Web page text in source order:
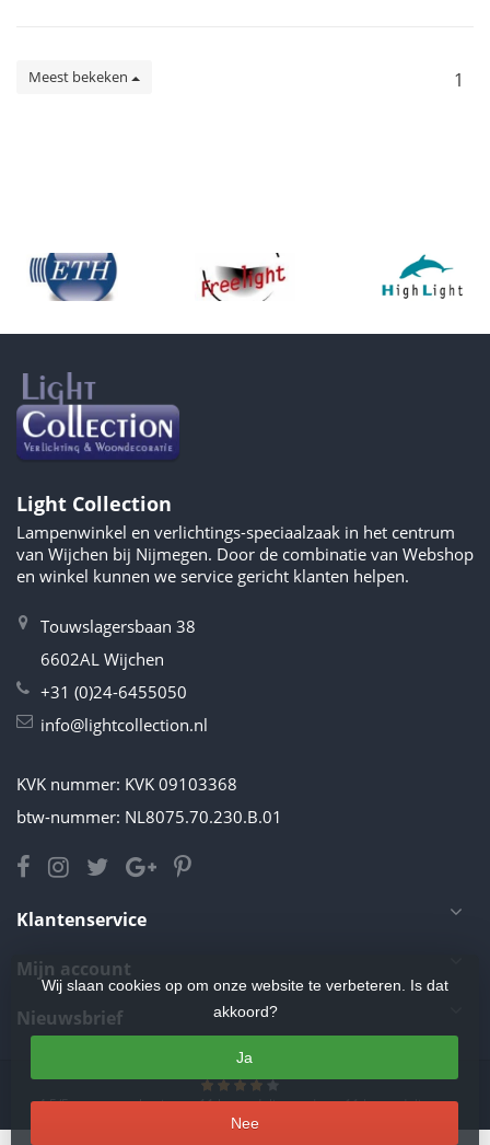
Meest bekeken 1
Light Collection
Lampenwinkel en verlichtings-speciaalzaak in het centrum
van Wijchen bij Nijmegen. Door de combinatie van Webshop
en winkel kunnen we service gericht klanten helpen.
Touwslagersbaan 38
6602AL Wijchen
+31 (0)24-6455050
info@lightcollection.nl
KVK nummer: KVK 09103368
btw-nummer: NL8075.70.230.B.01
Klantenservice
Mijn account
Nieuwsbrief
4.5/5sterren op basis van11beoordelingen.Lees 11 beoordelingen
Wij slaan cookies op om onze website te verbeteren. Is dat
akkoord?
Ja
Nee